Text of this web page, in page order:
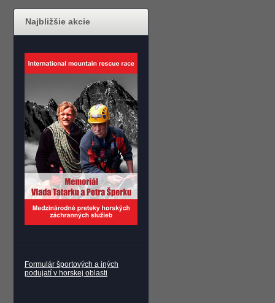
Najbližšie akcie
Formulár športových a iných
podujatí v horskej oblasti